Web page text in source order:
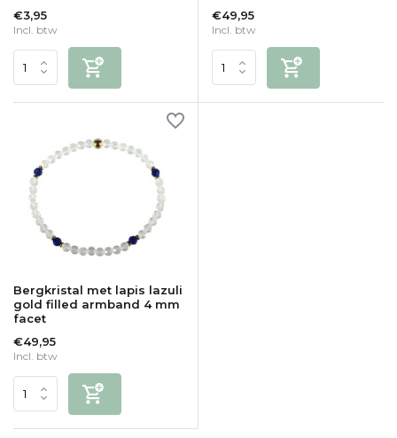
€3,95
Incl. btw
€49,95
Incl. btw
Bergkristal met lapis lazuli
gold filled armband 4 mm
facet
€49,95
Incl. btw